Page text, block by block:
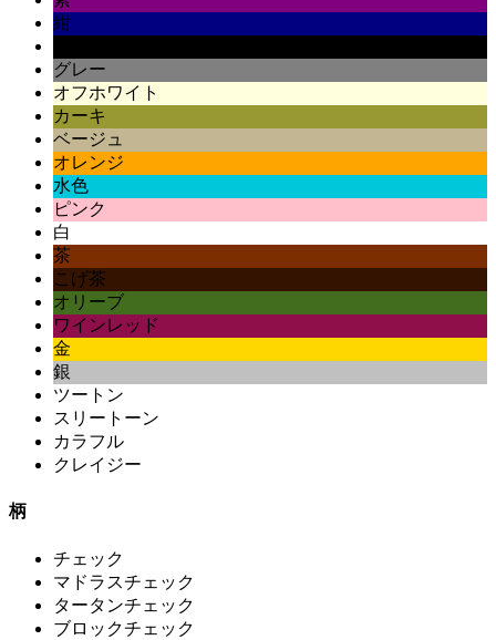
紺
グレー
オフホワイト
カーキ
ベージュ
オレンジ
水色
ピンク
白
茶
こげ茶
オリーブ
ワインレッド
金
銀
ツートン
スリートーン
カラフル
クレイジー
柄
チェック
マドラスチェック
タータンチェック
ブロックチェック